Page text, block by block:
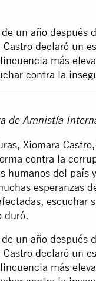
un año después
declaró un
más
contra la
de Amnistía
Xiomara
contra la
humanos del país
esperanzas
escuchar
duró.
un año después
declaró un
más